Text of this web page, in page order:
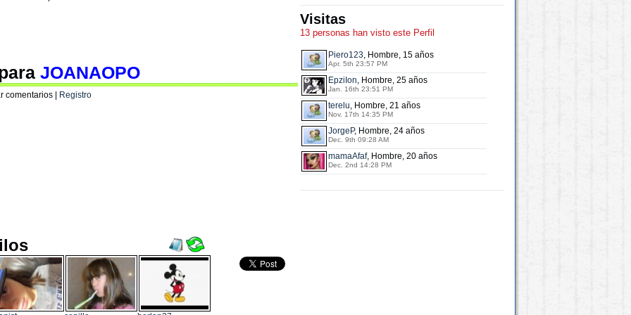
JOANAOPO
comentarios | Registro
Visitas
13 personas han visto este Perfil
Piero123, Hombre, 15 años
Apr. 5th 23:57 PM
EpziIon, Hombre, 25 años
Jan. 16th 23:51 PM
terelu, Hombre, 21 años
Nov. 17th 14:35 PM
JorgeP, Hombre, 24 años
Dec. 9th 09:28 AM
mamaAfaf, Hombre, 20 años
Dec. 2nd 14:28 PM